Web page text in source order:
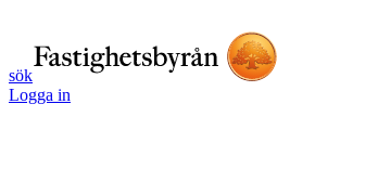
sök
Logga in